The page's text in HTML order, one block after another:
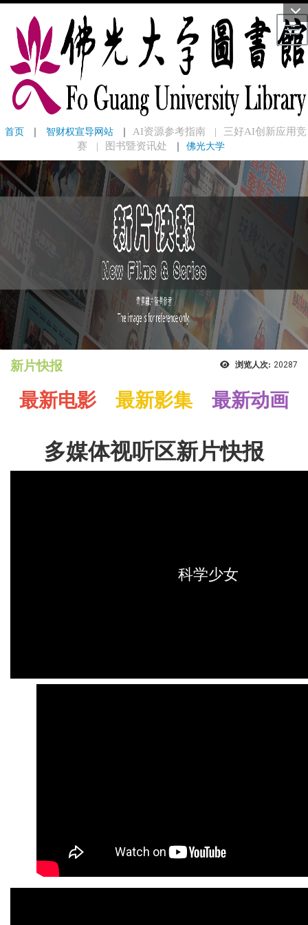
首页 ｜ 智财权宣导网站 ｜ AI资源参考指南
三好AI创新应用竞
赛
图书暨资讯处 ｜ 佛光大学
浏览人次: 20287
新片快报
最新电影 最新影集 最新动画
多媒体视听区新片快报
科学少女